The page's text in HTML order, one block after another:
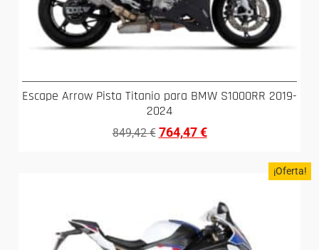
Escape Arrow Pista Titanio para BMW S1000RR 2019-
2024
849,42€ 764,47€
¡Oferta!